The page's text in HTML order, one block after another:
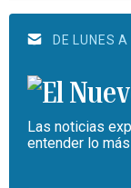
DE LUNES
Las noticias
entender lo